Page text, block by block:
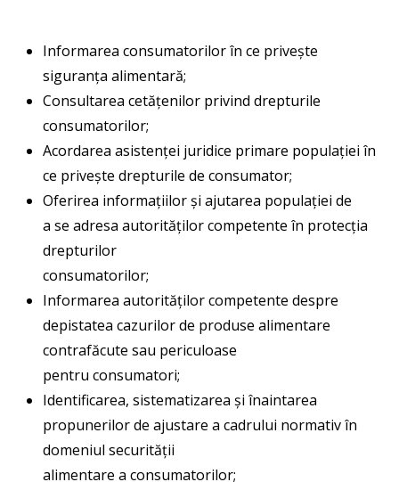
Informarea consumatorilor în ce privește
siguranța alimentară;
Consultarea cetățenilor privind drepturile
consumatorilor;
Acordarea asistenței juridice primare populației în
ce privește drepturile de consumator;
Oferirea informațiilor și ajutarea populației de
a se adresa autorităților competente în protecția
drepturilor
consumatorilor;
Informarea autorităților competente despre
depistatea cazurilor de produse alimentare
contrafăcute sau periculoase
pentru consumatori;
Identificarea, sistematizarea și înaintarea
propunerilor de ajustare a cadrului normativ în
domeniul securității
alimentare a consumatorilor;